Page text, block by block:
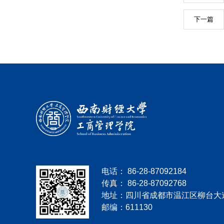
下一篇
电话： 86-28-87092184
传真： 86-28-87092768
地址：四川省成都市温江区柳台大
邮编：611130